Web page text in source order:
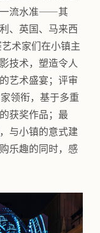
一流水准——其
、英国、马来西
术家们在小镇主
技术，塑造令人
艺术盛宴；评审
领衔，基于多重
获奖作品；最
与小镇的意式建
乐趣的同时，感